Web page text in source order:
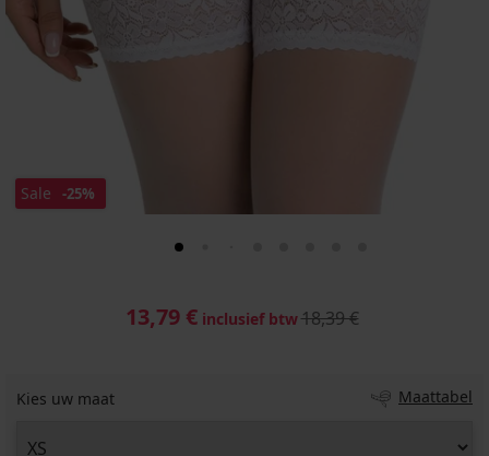
Sale -25%
13,79 € inclusief btw18,39 €
Kies uw maat Maattabel